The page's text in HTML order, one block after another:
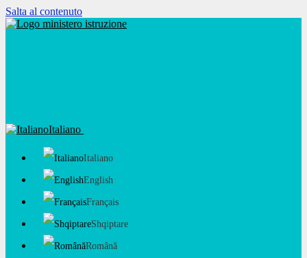
Salta al contenuto
Italiano
Italiano
English
Français
Shqiptare
Română